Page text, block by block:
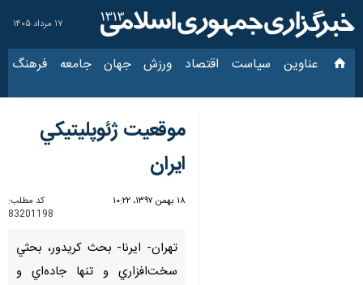
۱۷ مرداد ۱۴۰۵
عناوین‌ سیاست اقتصاد ورزش جهان جامعه فرهنگ
موقعيت ژئوپليتيكي
ايران
۱۸ بهمن ۱۳۹۷، ۱۰:۲۲
کد مطلب:
83201198
تهران- ايرنا- بحث كريدور، بحثي
سخت‌افزاري و تنها جاده‌اي و